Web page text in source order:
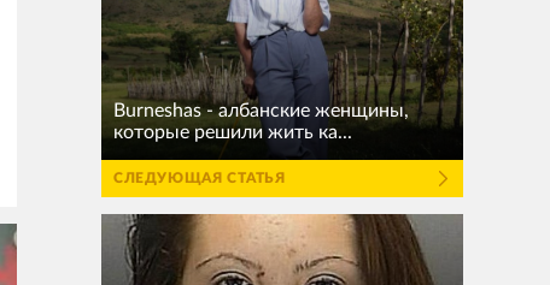
Burneshas - албанские женщины,
которые решили жить ка...
СЛЕДУЮЩАЯ СТАТЬЯ